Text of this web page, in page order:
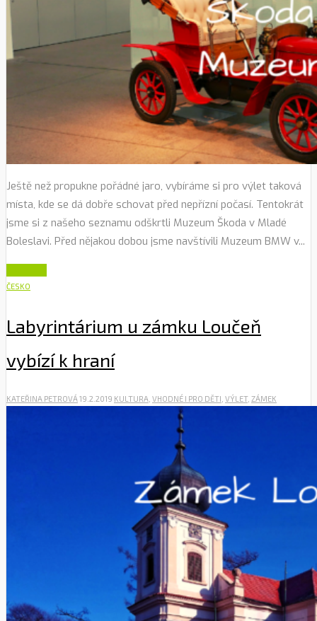
Ještě než propukne pořádné jaro, vybíráme si pro výlet taková
místa, kde se dá dobře schovat před nepřízní počasí. Tentokrát
jsme si z našeho seznamu odškrtli Muzeum Škoda v Mladé
Boleslavi. Před nějakou dobou jsme navštívili Muzeum BMW v...
ČESKO
Labyrintárium u zámku Loučeň
vybízí k hraní
KATEŘINA PETROVÁ 19.2.2019 KULTURA VHODNÉ I PRO DĚTI VÝLET, ZÁMEK